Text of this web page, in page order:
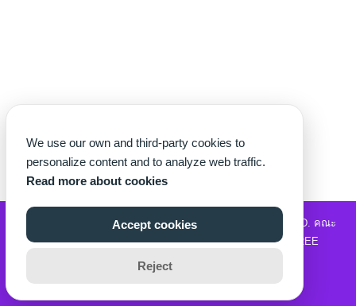
©2026 WWW.THECHETTER.COM. ALL RIGHTS RESERVED. คณะ
วิทยาศาสตร์และเทคโนโลยี|รับซื้อแบรนด์เนม|MOVIE2FREE
We use our own and third-party cookies to
personalize content and to analyze web traffic.
Read more about cookies
Accept cookies
Reject